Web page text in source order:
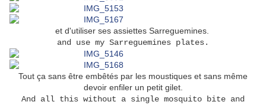
et d'utiliser ses assiettes Sarreguemines.
and use my Sarreguemines plates.
Tout ça sans être embêtés par les moustiques et sans même
devoir enfiler un petit gilet.
And all this without a single mosquito bite and